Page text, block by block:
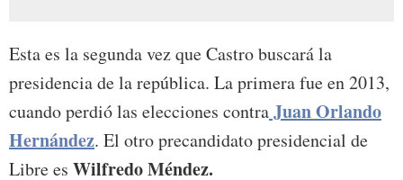
Esta es la segunda vez que Castro buscará la
presidencia de la república. La primera fue en 2013,
cuando perdió las elecciones contraJuan Orlando
Hernández. El otro precandidato presidencial de
Libre es Wilfredo Méndez.